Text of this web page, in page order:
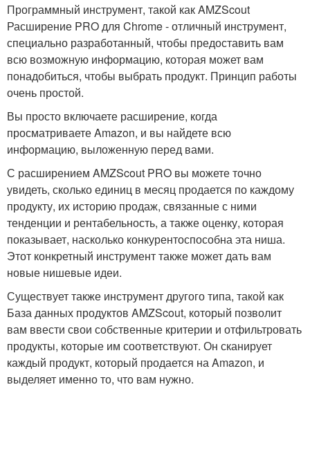
Программный инструмент, такой как AMZScout
Расширение PRO для Chrome - отличный инструмент,
специально разработанный, чтобы предоставить вам
всю возможную информацию, которая может вам
понадобиться, чтобы выбрать продукт. Принцип работы
очень простой.
Вы просто включаете расширение, когда
просматриваете Amazon, и вы найдете всю
информацию, выложенную перед вами.
С расширением AMZScout PRO вы можете точно
увидеть, сколько единиц в месяц продается по каждому
продукту, их историю продаж, связанные с ними
тенденции и рентабельность, а также оценку, которая
показывает, насколько конкурентоспособна эта ниша.
Этот конкретный инструмент также может дать вам
новые нишевые идеи.
Существует также инструмент другого типа, такой как
База данных продуктов AMZScout, который позволит
вам ввести свои собственные критерии и отфильтровать
продукты, которые им соответствуют. Он сканирует
каждый продукт, который продается на Amazon, и
выделяет именно то, что вам нужно.